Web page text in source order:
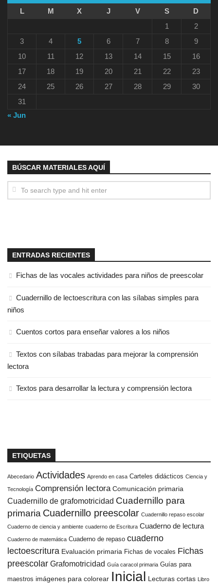
L
M X J V S
D
1
2
3
4 5 6 7 8
9
10
11 12 13 14 15
16
17
18 19 20 21 22
23
24
25 26 27 28 29
30
31
« Jun
BÚSCAR MATERIALES AQUÍ
ENTRADAS RECIENTES
Fichas de las vocales actividades para niños de preescolar
Cuadernillo de lectoescritura con las sílabas simples para
niños
Cuentos cortos para enseñar valores a los niños
Textos con sílabas trabadas para mejorar la comprensión
lectora
Textos para desarrollar la lectura y comprensión lectora
ETIQUETAS
Abecedario Actividades Aprendo en casa Carteles didácticos Ciencia y
Tecnología Comprensión lectora Comunicación primaria
Cuadernillo de grafomotricidad Cuadernillo para
primaria Cuadernillo preescolar Cuadernillo repaso escolar
Cuaderno de ciencia y ambiente cuaderno de Escritura Cuaderno de lectura
Cuaderno de matemática Cuaderno de repaso cuaderno
lectoescritura Evaluación primaria Fichas de vocales Fichas
preescolar Grafomotricidad Guía caracol primaria Guías para
maestros imágenes para colorear Inicial Lecturas cortas Libro